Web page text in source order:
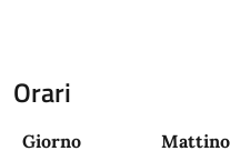
Orari
Giorno Mattino